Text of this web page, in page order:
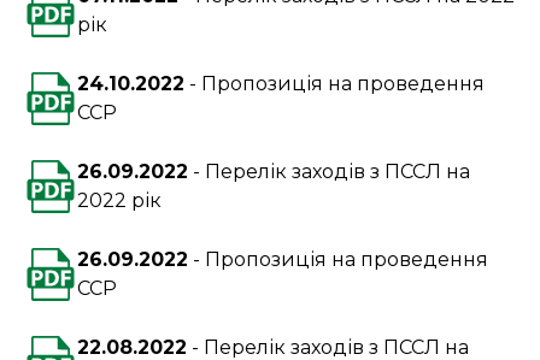
рік
24.10.2022
Пропозиція на проведення
ССР
26.09.2022
Перелік заходів з ПССЛ на
2022 рік
26.09.2022
Пропозиція на проведення
ССР
22.08.2022
Перелік заходів з ПССЛ на